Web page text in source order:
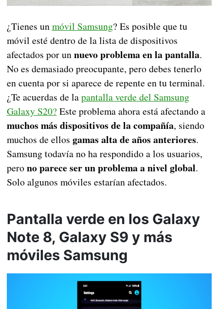
¿Tienes unmóvil Samsung? Es posible que tu
móvil esté dentro de la lista de dispositivos
afectados por unnuevo problema en la pantalla.
No es demasiado preocupante, pero debes tenerlo
en cuenta por si aparece de repente en tu terminal.
¿Te acuerdas de lapantalla verde del Samsung
Galaxy S20? Este problema ahora está afectando a
muchos más dispositivos de la compañía, siendo
muchos de ellos gamas alta de años anteriores.
Samsung todavía no ha respondido a los usuarios,
perono parece ser un problema a nivel global.
Solo algunos móviles estarían afectados.
Pantalla verde en los Galaxy
Note 8, Galaxy S9 y más
móviles Samsung